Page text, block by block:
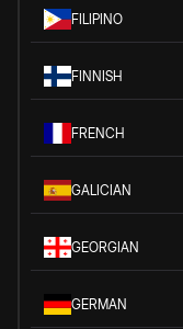
FILIPINO
FINNISH
FRENCH
GALICIAN
GEORGIAN
GERMAN